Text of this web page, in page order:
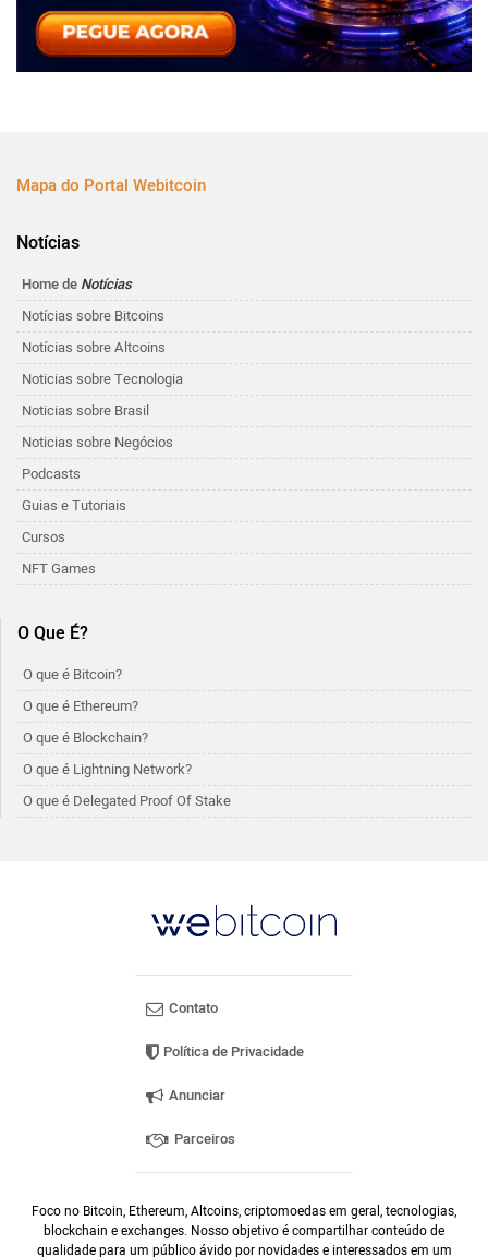
Mapa do Portal Webitcoin
Notícias
Home de Notícias
Notícias sobre Bitcoins
Notícias sobre Altcoins
Noticias sobre Tecnologia
Noticias sobre Brasil
Noticias sobre Negócios
Podcasts
Guias e Tutoriais
Cursos
NFT Games
O Que É?
O que é Bitcoin?
O que é Ethereum?
O que é Blockchain?
O que é Lightning Network?
O que é Delegated Proof Of Stake
Contato
Política de Privacidade
Anunciar
Parceiros
Foco no Bitcoin, Ethereum, Altcoins, criptomoedas em geral, tecnologias,
blockchain e exchanges. Nosso objetivo é compartilhar conteúdo de
qualidade para um público ávido por novidades e interessados em um